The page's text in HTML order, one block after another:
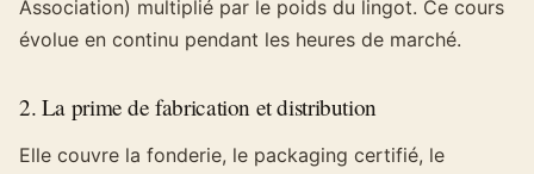
Association) multiplié par le poids du lingot. Ce cours
évolue en continu pendant les heures de marché.
2. La prime de fabrication et distribution
Elle couvre la fonderie, le packaging certifié, le